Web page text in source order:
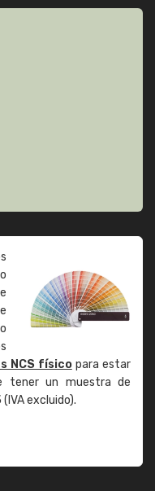
NCS físicopara estar
tener un muestra de
(IVA excluido).